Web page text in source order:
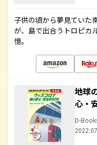
子供の頃から夢見ていた
が、島で出合うトロピカ
憶。
地球
心・
D-